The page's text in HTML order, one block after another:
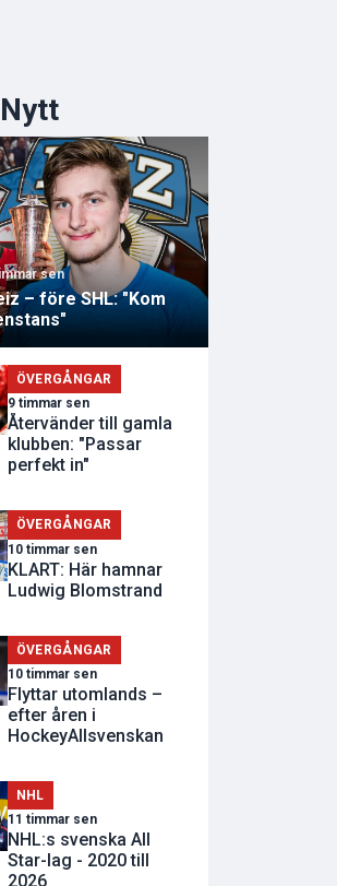
sen
– före SHL: "Kom
ÖVERGÅNGAR
9 timmar sen
Återvänder till gamla
klubben: "Passar
perfekt in"
ÖVERGÅNGAR
10 timmar sen
KLART: Här hamnar
Ludwig Blomstrand
ÖVERGÅNGAR
10 timmar sen
Flyttar utomlands –
efter åren i
HockeyAllsvenskan
NHL
11 timmar sen
NHL:s svenska All
Star-lag - 2020 till
2026